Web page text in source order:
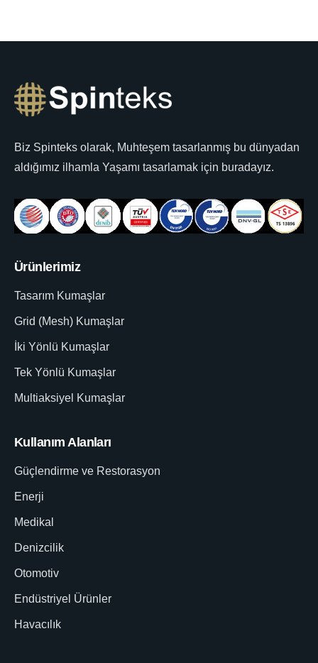
Biz Spinteks olarak, Muhteşem tasarlanmış bu dünyadan
aldığımız ilhamla Yaşamı tasarlamak için buradayız.
Ürünlerimiz
Tasarım Kumaşlar
Grid (Mesh) Kumaşlar
İki Yönlü Kumaşlar
Tek Yönlü Kumaşlar
Multiaksiyel Kumaşlar
Kullanım Alanları
Güçlendirme ve Restorasyon
Enerji
Medikal
Denizcilik
Otomotiv
Endüstriyel Ürünler
Havacılık